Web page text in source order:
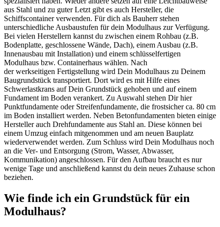
aus Stahl und zu guter Letzt gibt es auch Hersteller, die
Schiffscontainer verwenden. Für dich als Bauherr stehen
unterschiedliche Ausbaustufen für dein Modulhaus zur Verfügung.
Bei vielen Herstellern kannst du zwischen einem Rohbau (z.B.
Bodenplatte, geschlossene Wände, Dach), einem Ausbau (z.B.
Innenausbau mit Installation) und einem schlüsselfertigen
Modulhaus bzw. Containerhaus wählen. Nach
der werkseitigen Fertigstellung wird Dein Modulhaus zu Deinem
Baugrundstück transportiert. Dort wird es mit Hilfe eines
Schwerlastkrans auf Dein Grundstück gehoben und auf einem
Fundament im Boden verankert. Zu Auswahl stehen Dir hier
Punktfundamente oder Streifenfundamente, die frostsicher ca. 80 cm
im Boden installiert werden. Neben Betonfundamenten bieten einige
Hersteller auch Drehfundamente aus Stahl an. Diese können bei
einem Umzug einfach mitgenommen und am neuen Bauplatz
wiederverwendet werden. Zum Schluss wird Dein Modulhaus noch
an die Ver- und Entsorgung (Strom, Wasser, Abwasser,
Kommunikation) angeschlossen. Für den Aufbau braucht es nur
wenige Tage und anschließend kannst du dein neues Zuhause schon
beziehen.
Wie finde ich ein Grundstück für ein
Modulhaus?